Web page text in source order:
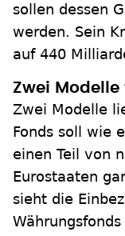
sollen dessen
werden. Sein
auf 440
Zwei Modelle
Zwei Modelle
Fonds soll wie
einen Teil von
Eurostaaten
sieht die